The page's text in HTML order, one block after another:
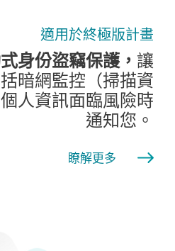
適用於終極版計畫
身份盜竊保護， 讓
暗網監控（掃描資
人資訊面臨風險時
通知您。
瞭解更多